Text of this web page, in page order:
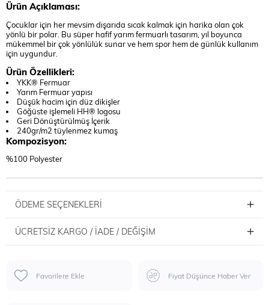
Ürün Açıklaması:
Çocuklar için her mevsim dışarıda sıcak kalmak için harika olan çok
yönlü bir polar. Bu süper hafif yarım fermuarlı tasarım, yıl boyunca
mükemmel bir çok yönlülük sunar ve hem spor hem de günlük kullanım
için uygundur.
Ürün Özellikleri:
YKK® Fermuar
Yarım Fermuar yapısı
Düşük hacim için düz dikişler
Göğüste işlemeli HH® logosu
Geri Dönüştürülmüş İçerik
240gr/m2 tüylenmez kumaş
Kompozisyon:
%100 Polyester
ÖDEME SEÇENEKLERI
ÜCRETSIZ KARGO / İADE / DEĞIŞIM
Favorilere Ekle Fiyat Düşünce Haber Ver